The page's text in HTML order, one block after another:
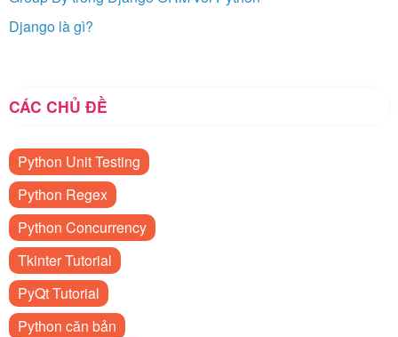
Django là gì?
CÁC CHỦ ĐỀ
Python Unit Testing
Python Regex
Python Concurrency
Tkinter Tutorial
PyQt Tutorial
Python căn bản